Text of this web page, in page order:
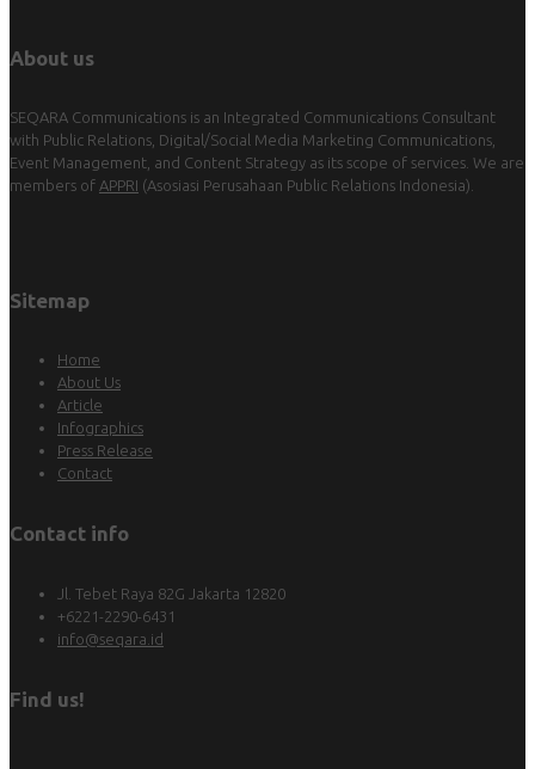
About us
SEQARA Communications is an Integrated Communications Consultant
with Public Relations, Digital/Social Media Marketing Communications,
Event Management, and Content Strategy as its scope of services. We are
members of APPRI (Asosiasi Perusahaan Public Relations Indonesia).
Sitemap
Home
About Us
Article
Infographics
Press Release
Contact
Contact info
Jl. Tebet Raya 82G Jakarta 12820
+6221-2290-6431
info@seqara.id
Find us!